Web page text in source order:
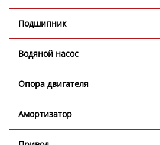
Подшипник
Водяной насос
Опора двигателя
Амортизатор